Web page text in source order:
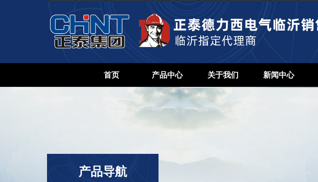
首页 产品中心 关于我们 新闻中心
产品导航